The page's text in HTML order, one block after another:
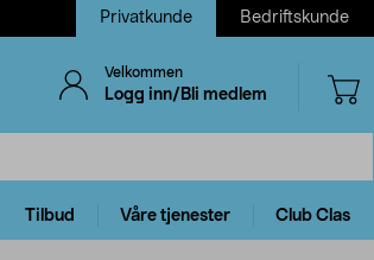
Privatkunde Bedriftskunde
Velkommen
Logg inn/Bli medlem
Tilbud Våre tjenester Club Clas